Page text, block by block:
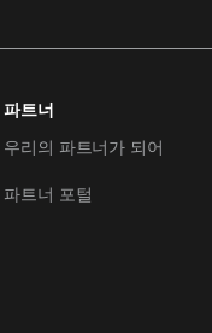
파트너
우리의 파트너가 되어
파트너 포털